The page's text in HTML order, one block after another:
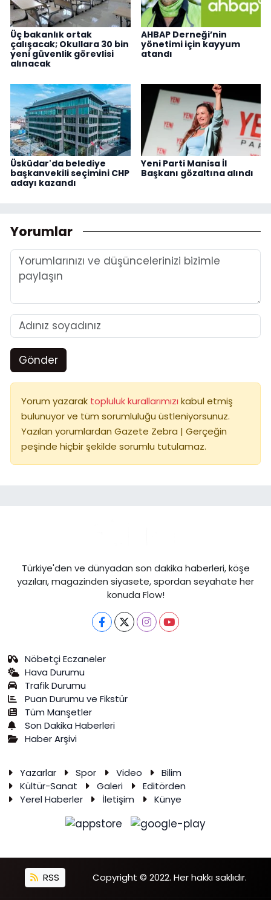
Üç bakanlık ortak
çalışacak; Okullara 30 bin
yeni güvenlik görevlisi
alınacak
AHBAP Derneği’nin
yönetimi için kayyum
atandı
Üsküdar'da belediye
başkanvekili seçimini CHP
adayı kazandı
Yeni Parti Manisa İl
Başkanı gözaltına alındı
Yorumlar
Gönder
Yorum yazarak topluluk kurallarımızı kabul etmiş
bulunuyor ve tüm sorumluluğu üstleniyorsunuz.
Yazılan yorumlardan Gazete Zebra | Gerçeğin
peşinde hiçbir şekilde sorumlu tutulamaz.
Türkiye'den ve dünyadan son dakika haberleri, köşe
yazıları, magazinden siyasete, spordan seyahate her
konuda Flow!
Nöbetçi Eczaneler
Hava Durumu
Trafik Durumu
Puan Durumu ve Fikstür
Tüm Manşetler
Son Dakika Haberleri
Haber Arşivi
Yazarlar Spor Video
Bilim
Kültür-Sanat
Galeri
Editörden
Yerel Haberler
İletişim Künye
RSS Copyright © 2022. Her hakkı saklıdır.